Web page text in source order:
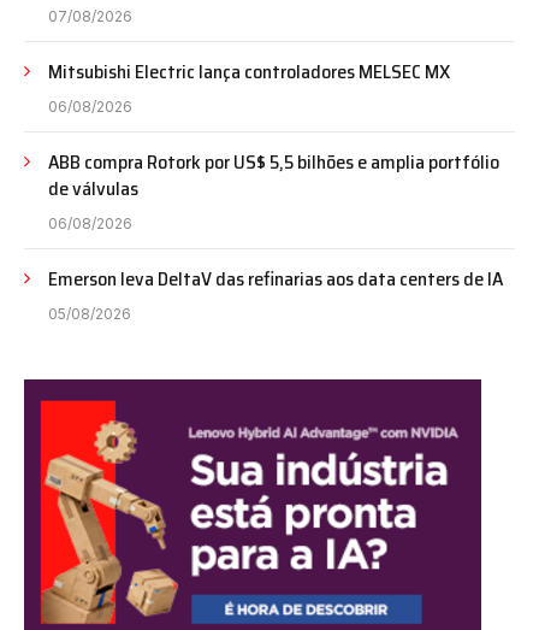
07/08/2026
Mitsubishi Electric lança controladores MELSEC MX
06/08/2026
ABB compra Rotork por US$ 5,5 bilhões e amplia portfólio
de válvulas
06/08/2026
Emerson leva DeltaV das refinarias aos data centers de IA
05/08/2026